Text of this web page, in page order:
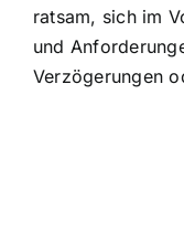
ratsam, sich im
und
Verzögerungen